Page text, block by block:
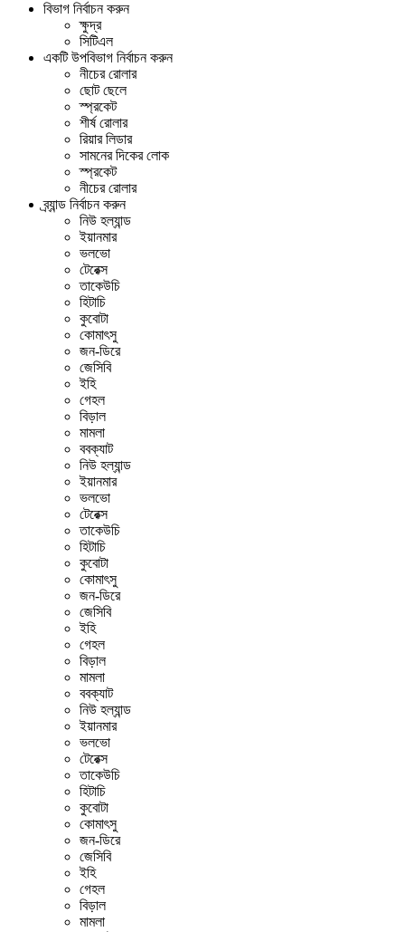
বিভাগ নির্বাচন করুন
ক্ষুদ্র
সিটিএল
একটি উপবিভাগ নির্বাচন করুন
নীচের রোলার
ছোট ছেলে
স্প্রকেট
শীর্ষ রোলার
রিয়ার লিডার
সামনের দিকের লোক
স্প্রকেট
নীচের রোলার
ব্র্যান্ড নির্বাচন করুন
নিউ হল্যান্ড
ইয়ানমার
ভলভো
টেরেক্স
তাকেউচি
হিটাচি
কুবোটা
কোমাৎসু
জন-ডিরে
জেসিবি
ইহি
গেহল
বিড়াল
মামলা
ববক্যাট
নিউ হল্যান্ড
ইয়ানমার
ভলভো
টেরেক্স
তাকেউচি
হিটাচি
কুবোটা
কোমাৎসু
জন-ডিরে
জেসিবি
ইহি
গেহল
বিড়াল
মামলা
ববক্যাট
নিউ হল্যান্ড
ইয়ানমার
ভলভো
টেরেক্স
তাকেউচি
হিটাচি
কুবোটা
কোমাৎসু
জন-ডিরে
জেসিবি
ইহি
গেহল
বিড়াল
মামলা